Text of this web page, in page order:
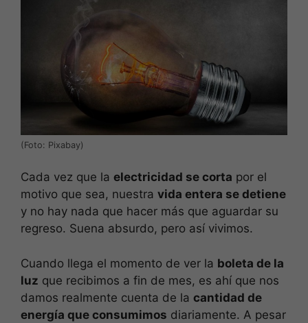
(Foto: Pixabay)
Cada vez que la electricidad se corta por el
motivo que sea, nuestra vida entera se detiene
y no hay nada que hacer más que aguardar su
regreso. Suena absurdo, pero así vivimos.
Cuando llega el momento de ver la boleta de la
luz que recibimos a fin de mes, es ahí que nos
damos realmente cuenta de la cantidad de
energía que consumimos diariamente. A pesar